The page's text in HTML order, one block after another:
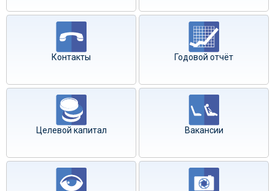
Контакты Годовой отчёт
Целевой капитал Вакансии